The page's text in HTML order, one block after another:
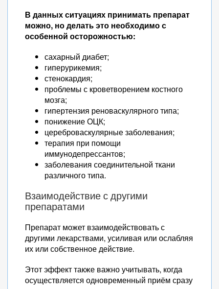
В данных ситуациях принимать препарат
можно, но делать это необходимо с
особенной осторожностью:
сахарный диабет;
гиперурикемия;
стенокардия;
проблемы с кроветворением костного
мозга;
гипертензия реноваскулярного типа;
понижение ОЦК;
цереброваскулярные заболевания;
терапия при помощи
иммунодепрессантов;
заболевания соединительной ткани
различного типа.
Взаимодействие с другими
препаратами
Препарат может взаимодействовать с
другими лекарствами, усиливая или ослабляя
их или собственное действие.
Этот эффект также важно учитывать, когда
осуществляется одновременный приём сразу